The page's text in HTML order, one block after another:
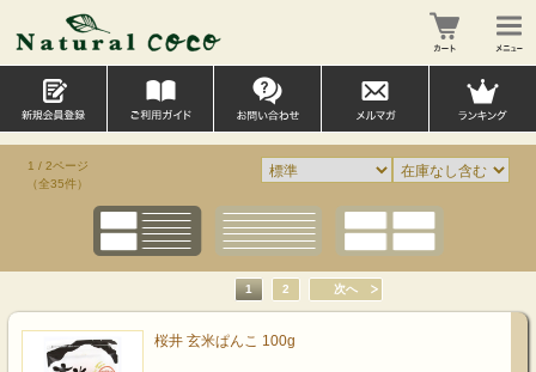
1 / 2ページ
（全35件）
1 2 次へ
桜井 玄米ぱんこ 100g